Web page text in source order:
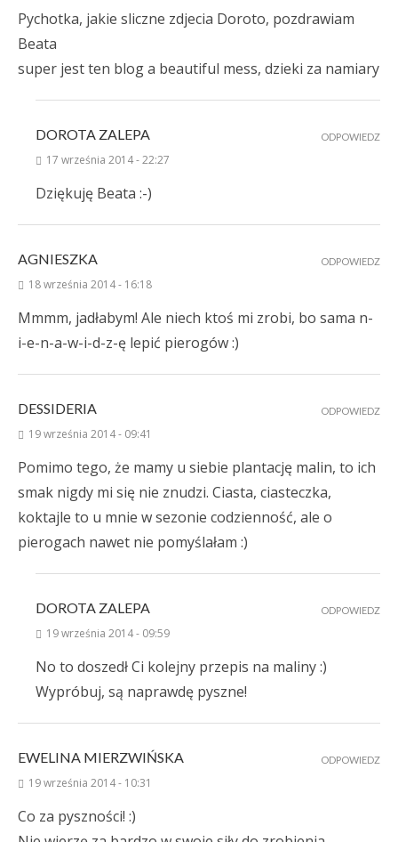
Pychotka, jakie sliczne zdjecia Doroto, pozdrawiam
Beata
super jest ten blog a beautiful mess, dzieki za namiary
DOROTA ZALEPA
17 września 2014 - 22:27
Dziękuję Beata :-)
ODPOWIEDZ
AGNIESZKA
18 września 2014 - 16:18
Mmmm, jadłabym! Ale niech ktoś mi zrobi, bo sama n-
i-e-n-a-w-i-d-z-ę lepić pierogów :)
ODPOWIEDZ
DESSIDERIA
19 września 2014 - 09:41
Pomimo tego, że mamy u siebie plantację malin, to ich
smak nigdy mi się nie znudzi. Ciasta, ciasteczka,
koktajle to u mnie w sezonie codzienność, ale o
pierogach nawet nie pomyślałam :)
ODPOWIEDZ
DOROTA ZALEPA
19 września 2014 - 09:59
No to doszedł Ci kolejny przepis na maliny :)
Wypróbuj, są naprawdę pyszne!
ODPOWIEDZ
EWELINA MIERZWIŃSKA
19 września 2014 - 10:31
Co za pyszności! :)
ODPOWIEDZ